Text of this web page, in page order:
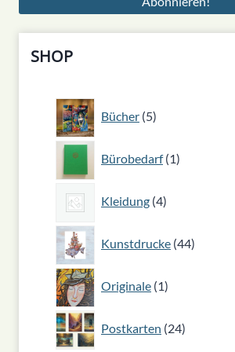
SHOP
Bücher 5
Produkte
Bürobedarf 1
Produkt
Kleidung 4
Produkte
Kunstdrucke 44
Produkte
Originale 1
Produkt
Postkarten 24
Produkte